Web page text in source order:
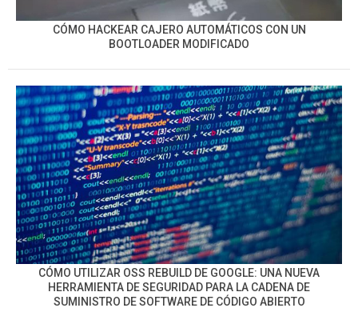
CÓMO HACKEAR CAJERO AUTOMÁTICOS CON UN
BOOTLOADER MODIFICADO
CÓMO UTILIZAR OSS REBUILD DE GOOGLE: UNA NUEVA
HERRAMIENTA DE SEGURIDAD PARA LA CADENA DE
SUMINISTRO DE SOFTWARE DE CÓDIGO ABIERTO